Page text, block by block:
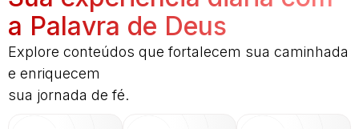
a Palavra de Deus
Explore conteúdos que fortalecem sua caminhada
e enriquecem
sua jornada de fé.